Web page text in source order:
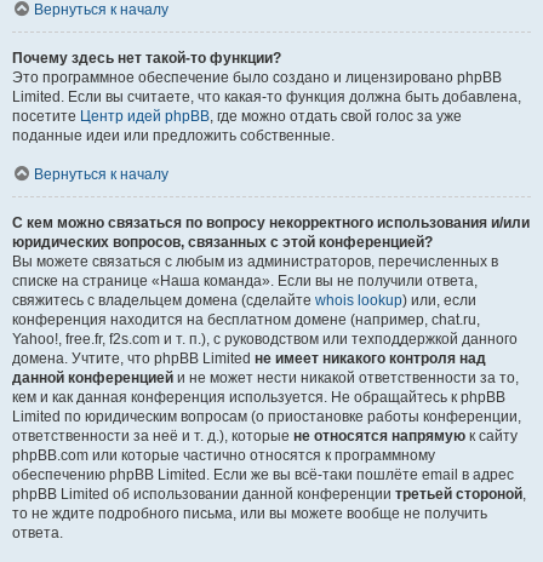
Вернуться к началу
Почему здесь нет такой-то функции?
Это программное обеспечение было создано и лицензировано phpBB
Limited. Если вы считаете, что какая-то функция должна быть добавлена,
посетите Центр идей phpBB, где можно отдать свой голос за уже
поданные идеи или предложить собственные.
Вернуться к началу
С кем можно связаться по вопросу некорректного использования и/или
юридических вопросов, связанных с этой конференцией?
Вы можете связаться с любым из администраторов, перечисленных в
списке на странице «Наша команда». Если вы не получили ответа,
свяжитесь с владельцем домена (сделайте whois lookup) или, если
конференция находится на бесплатном домене (например, chat.ru,
Yahoo!, free.fr, f2s.com и т. п.), с руководством или техподдержкой данного
домена. Учтите, что phpBB Limited не имеет никакого контроля над
данной конференцией и не может нести никакой ответственности за то,
кем и как данная конференция используется. Не обращайтесь к phpBB
Limited по юридическим вопросам (о приостановке работы конференции,
ответственности за неё и т. д.), которые не относятся напрямую к сайту
phpBB.com или которые частично относятся к программному
обеспечению phpBB Limited. Если же вы всё-таки пошлёте email в адрес
phpBB Limited об использовании данной конференции третьей стороной,
то не ждите подробного письма, или вы можете вообще не получить
ответа.